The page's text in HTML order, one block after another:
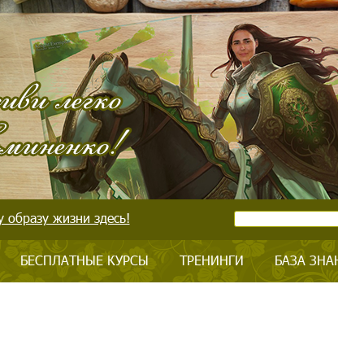
образу жизни здесь!
БЕСПЛАТНЫЕ КУРСЫ ТРЕНИНГИ БАЗА